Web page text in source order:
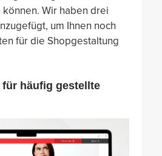
Wir haben drei
um Ihnen noch
für die Shopgestaltung
häufig gestellte